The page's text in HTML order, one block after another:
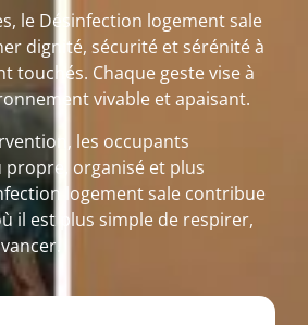
le Désinfection logement sale
dignité, sécurité et sérénité à
touchés. Chaque geste vise à
vivable et apaisant.
les occupants
organisé et plus
logement sale contribue
il est plus simple de respirer,